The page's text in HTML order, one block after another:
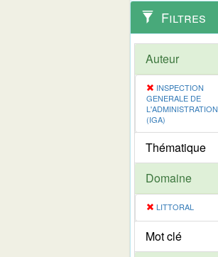
Filtres
Auteur
INSPECTION
GENERALE DE
L'ADMINISTRATION
(IGA)
Thématique
Domaine
LITTORAL
Mot clé